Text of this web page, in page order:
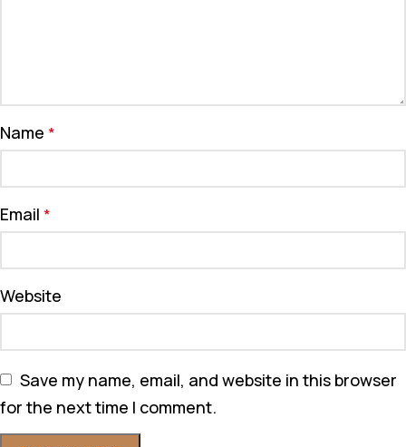
Name *
Email *
Website
Save my name, email, and website in this browser
for the next time I comment.